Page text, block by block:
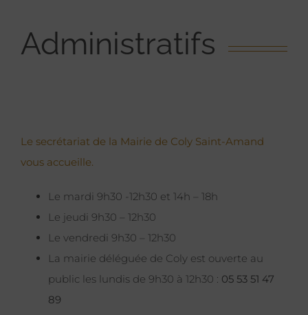
Administratifs
Le secrétariat de la Mairie de Coly Saint-Amand
vous accueille.
Le mardi 9h30 -12h30 et 14h – 18h
Le jeudi 9h30 – 12h30
Le vendredi 9h30 – 12h30
La mairie déléguée de Coly est ouverte au
public les lundis de 9h30 à 12h30 : 05 53 51 47
89